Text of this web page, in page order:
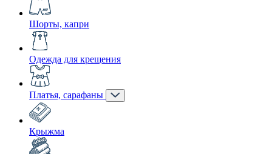
Шорты, капри
Одежда для крещения
Платья, сарафаны
Крыжма